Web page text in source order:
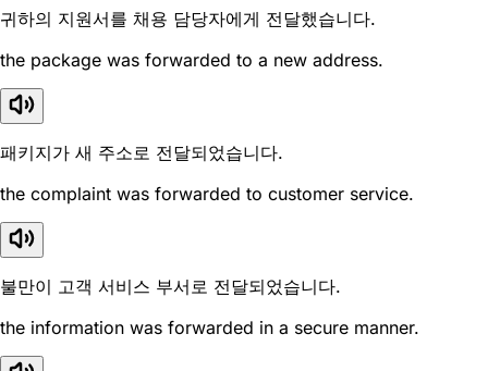
귀하의 지원서를 채용 담당자에게 전달했습니다.
the package was forwarded to a new address.
패키지가 새 주소로 전달되었습니다.
the complaint was forwarded to customer service.
불만이 고객 서비스 부서로 전달되었습니다.
the information was forwarded in a secure manner.